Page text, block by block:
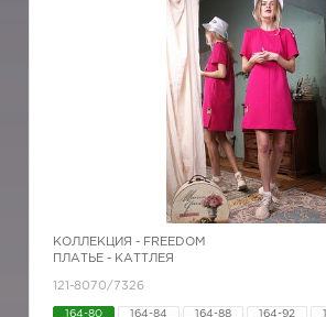
КОЛЛЕКЦИЯ - FREEDOM
ПЛАТЬЕ - КАТТЛЕЯ
121-8070/7326
164-80 164-84 164-88 164-92